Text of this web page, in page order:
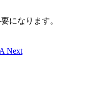
になります。
Next